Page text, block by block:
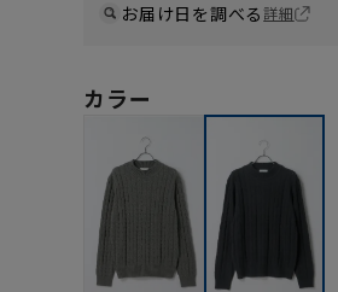
お届け日を調べる詳細
カラー